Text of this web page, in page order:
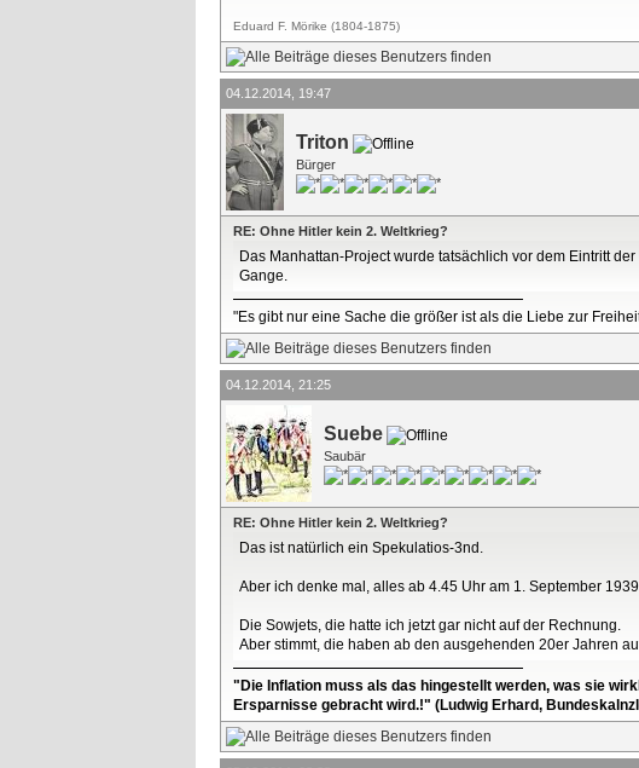
Eduard F. Mörike (1804-1875)
04.12.2014, 19:47
Triton
Bürger
RE: Ohne Hitler kein 2. Weltkrieg?
Das Manhattan-Project wurde tatsächlich vor dem Eintritt
Gange.
"Es gibt nur eine Sache die größer ist als die Liebe zur
04.12.2014, 21:25
Suebe
Saubär
RE: Ohne Hitler kein 2. Weltkrieg?
Das ist natürlich ein Spekulatios-3nd.
Aber ich denke mal, alles ab 4.45 Uhr am 1. September
Die Sowjets, die hatte ich jetzt gar nicht auf der Rechnung.
Aber stimmt, die haben ab den ausgehenden 20er Jahren
"Die Inflation muss als das hingestellt werden, was sie
Ersparnisse gebracht wird.!" (Ludwig Erhard,